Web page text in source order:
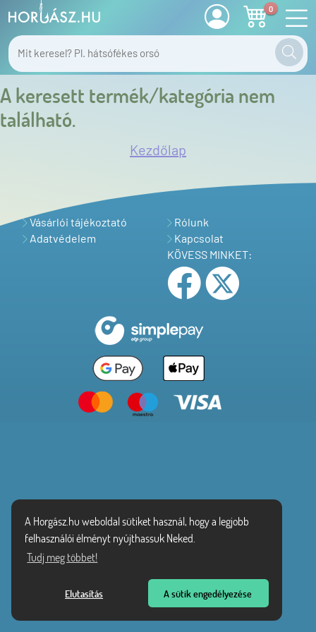
A Horgász.hu weboldal sütiket használ, hogy a legjobb
felhasználói élményt nyújthassuk Neked.
Tudj meg többet!
Elutasítás A sütik engedélyezése
0
A keresett termék/kategória nem
található.
Kezdőlap
Vásárlói tájékoztató
Adatvédelem
Rólunk
Kapcsolat
KÖVESS MINKET: